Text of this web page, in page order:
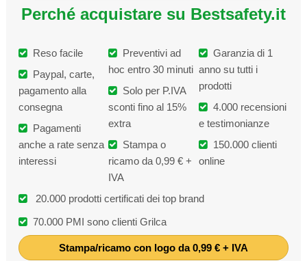
Perché acquistare su Bestsafety.it
Reso facile
Paypal, carte,
pagamento alla
consegna
Pagamenti
anche a rate senza
interessi
Preventivi ad
hoc entro 30 minuti
Solo per P.IVA
sconti fino al 15%
extra
Stampa o
ricamo da 0,99 € +
IVA
Garanzia di 1
anno su tutti i
prodotti
4.000 recensioni
e testimonianze
150.000 clienti
online
20.000 prodotti certificati dei top brand
70.000 PMI sono clienti Grilca
Stampa/ricamo con logo da 0,99 € + IVA